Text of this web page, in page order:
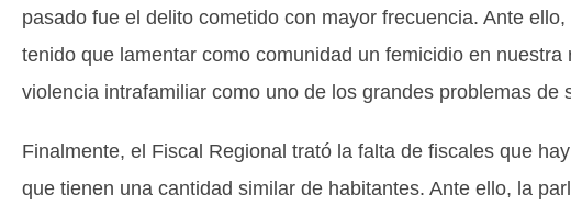
pasado fue el delito cometido con mayor frecuencia. Ante
tenido que lamentar como comunidad un femicidio en
violencia intrafamiliar como uno de los grandes problemas de
Finalmente, el Fiscal Regional trató la falta de fiscales que
que tienen una cantidad similar de habitantes. Ante ello, la